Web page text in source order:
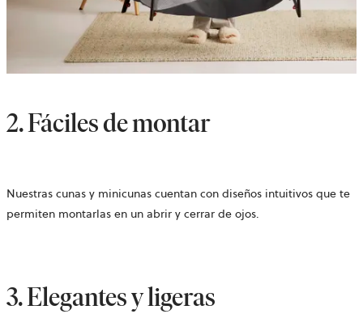
2. Fáciles de montar
Nuestras cunas y minicunas cuentan con diseños intuitivos que te
permiten montarlas en un abrir y cerrar de ojos.
3. Elegantes y ligeras